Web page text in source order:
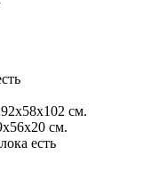
см.
см.
есть